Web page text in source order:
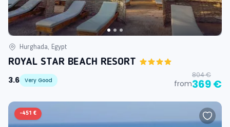
Hurghada, Egypt
ROYAL STAR BEACH RESORT
3.6
Very Good from
804 €
369 €
-451 €